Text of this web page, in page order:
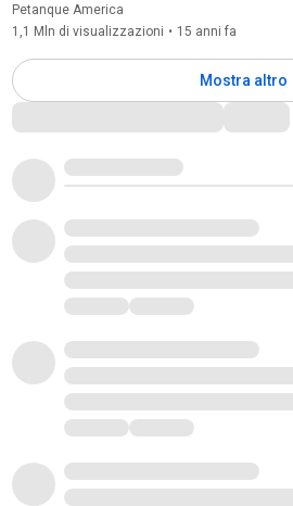
Petanque America
1,1 Mln di visualizzazioni • 15 anni fa
Mostra altro